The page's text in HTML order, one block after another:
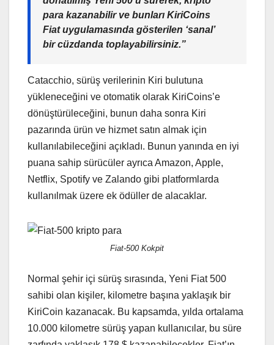
para kazanabilir ve bunları KiriCoins
Fiat uygulamasında gösterilen ‘sanal’
bir cüzdanda toplayabilirsiniz.”
Catacchio, sürüş verilerinin Kiri bulutuna
yükleneceğini ve otomatik olarak KiriCoins’e
dönüştürüleceğini, bunun daha sonra Kiri
pazarında ürün ve hizmet satın almak için
kullanılabileceğini açıkladı. Bunun yanında en iyi
puana sahip sürücüler ayrıca Amazon, Apple,
Netflix, Spotify ve Zalando gibi platformlarda
kullanılmak üzere ek ödüller de alacaklar.
Fiat-500 Kokpit
Normal şehir içi sürüş sırasında, Yeni Fiat 500
sahibi olan kişiler, kilometre başına yaklaşık bir
KiriCoin kazanacak. Bu kapsamda, yılda ortalama
10.000 kilometre sürüş yapan kullanıcılar, bu süre